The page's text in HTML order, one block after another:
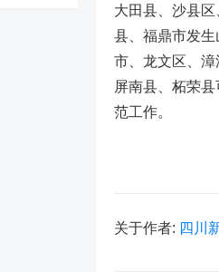
大田县、沙县
县、福鼎市发
市、龙文区、漳
屏南县、柘荣
范工作。
关于作者: 四川